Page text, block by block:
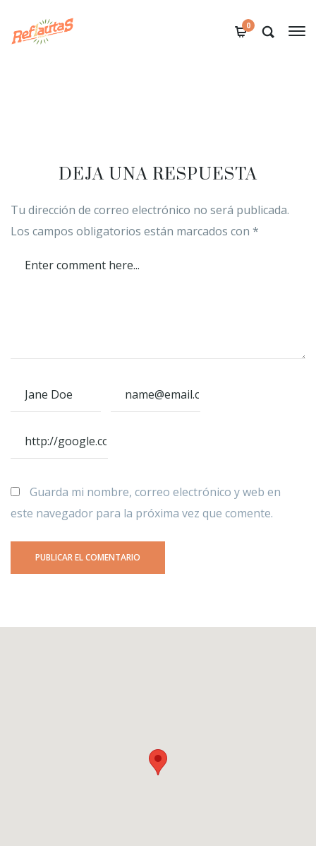
0
DEJA UNA RESPUESTA
Tu dirección de correo electrónico no será publicada.
Los campos obligatorios están marcados con *
Guarda mi nombre, correo electrónico y web en
este navegador para la próxima vez que comente.